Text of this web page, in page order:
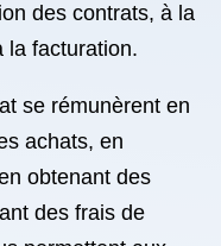
des contrats, à la
la facturation.
se rémunèrent en
achats, en
obtenant des
des frais de